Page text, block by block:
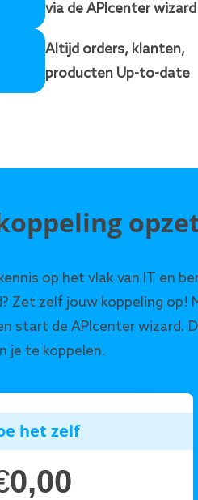
via de APIcenter wizard
Altijd orders, klanten,
producten Up-to-date
op het vlak van IT en
Zet zelf jouw koppeling op!
start de APIcenter wizard.
je te koppelen.
het zelf
0,00